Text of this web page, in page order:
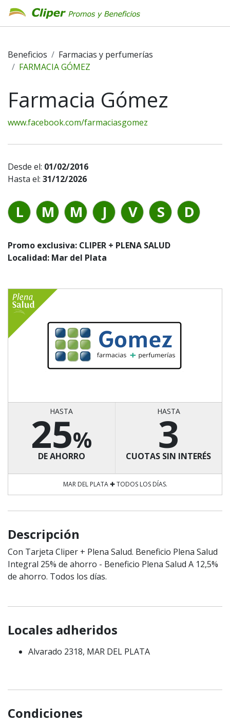
Beneficios
Farmacias y perfumerías
FARMACIA GÓMEZ
Farmacia Gómez
www.facebook.com/farmaciasgomez
Desde el: 01/02/2016
Hasta el: 31/12/2026
L M M J V S D
Promo exclusiva: CLIPER + PLENA SALUD
Localidad: Mar del Plata
HASTA
25%
DE AHORRO
HASTA
3
CUOTAS SIN INTERÉS
MAR DEL PLATA ✚ TODOS LOS DÍAS.
Descripción
Con Tarjeta Cliper + Plena Salud. Beneficio Plena Salud
Integral 25% de ahorro - Beneficio Plena Salud A 12,5%
de ahorro. Todos los días.
Locales adheridos
Alvarado 2318, MAR DEL PLATA
Condiciones